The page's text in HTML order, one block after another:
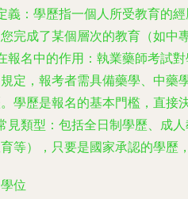
義 ：學歷指一個人所受教育的
完成了某個層次的教育（如中
報名中的作用 ：執業藥師考試
定，報考者需具備藥學、中藥
學歷是報名的基本門檻，直接
見類型 ：包括全日制學歷、成
等），只要是國家承認的學歷
位